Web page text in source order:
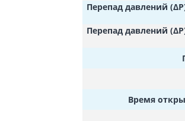
Перепад давлений
Перепад давлений
Время